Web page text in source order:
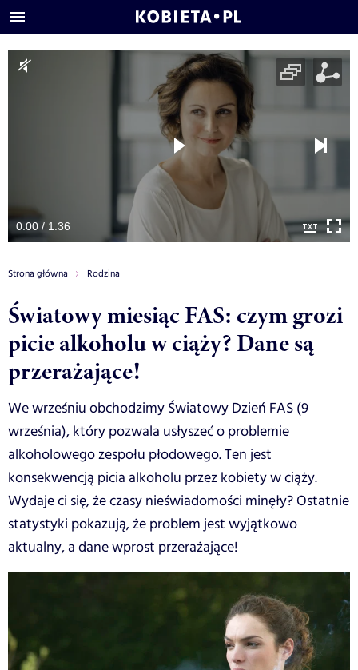
0:00 / 1:36
Strona główna Rodzina
Światowy miesiąc FAS: czym grozi
picie alkoholu w ciąży? Dane są
przerażające!
We wrześniu obchodzimy Światowy Dzień FAS (9
września), który pozwala usłyszeć o problemie
alkoholowego zespołu płodowego. Ten jest
konsekwencją picia alkoholu przez kobiety w ciąży.
Wydaje ci się, że czasy nieświadomości minęły? Ostatnie
statystyki pokazują, że problem jest wyjątkowo
aktualny, a dane wprost przerażające!